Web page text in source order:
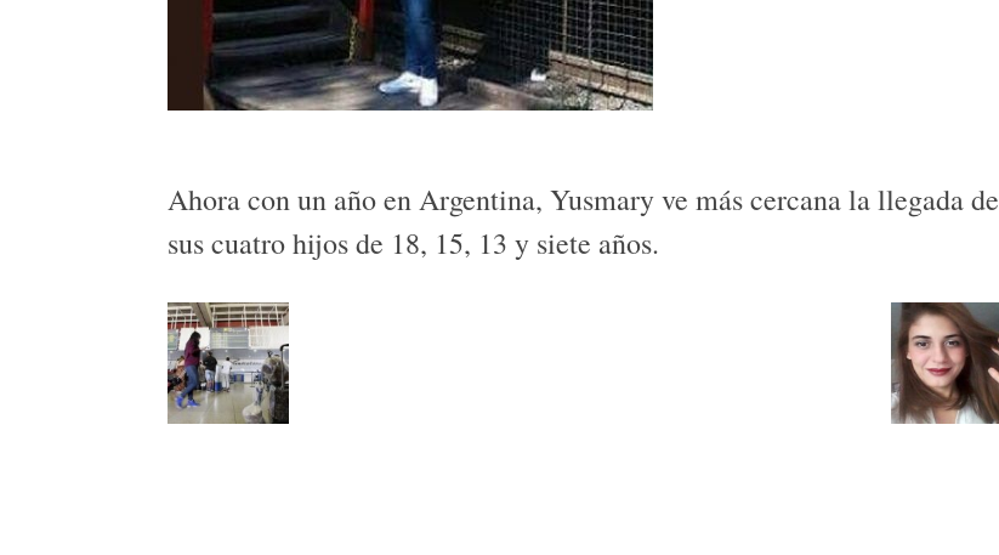
Ahora con un año en Argentina, Yusmary ve más cercana la llegada de
sus cuatro hijos de 18, 15, 13 y siete años.